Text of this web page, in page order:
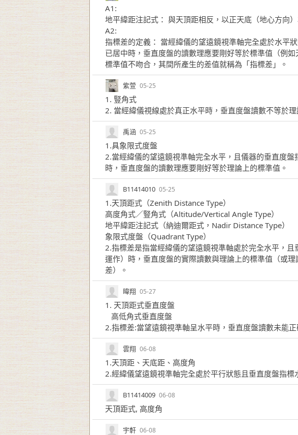
A1:
地平緯距注記式： 與天頂距相反，以正天底（地心方向
A2:
指標差的定義： 當經緯儀的望遠鏡視準軸完全處於水平
已居中時，垂直度盤的讀數理應要剛好等於標準值（例
標準值不吻合，其間所產生的差值就稱為「指標差」。
紫萱 05-25
1. 豎角式
2. 當經緯儀視線處於真正水平時，垂直度盤讀數不等於
禹涵 05-25
1.具象限式度盤
2.當經緯儀的望遠鏡視準軸完全水平，且儀器的垂直度盤
時，垂直度盤的讀數理應要剛好等於理論上的標準值。
B11414010 05-25
1.天頂距式（Zenith Distance Type）
高度角式／豎角式（Altitude/Vertical Angle Type）
地平緯距注記式（納迪爾距式，Nadir Distance Type）
象限式度盤（Quadrant Type）
2.指標差是指當經緯儀的望遠鏡視準軸處於完全水平，
運作）時，垂直度盤的實際讀數與理論上的標準值（或
差）。
暐翔 05-27
1. 天頂距式垂直度盤
高低角式垂直度盤
2.指標差:當望遠鏡視準軸呈水平時，垂直度盤讀數未能
雲翔 06-08
1.天頂距、天底距、高度角
2.經緯儀望遠鏡視準軸完全處於平行狀態且垂直度盤指
B11414009 06-08
天頂距式, 高度角
宇軒 06-08